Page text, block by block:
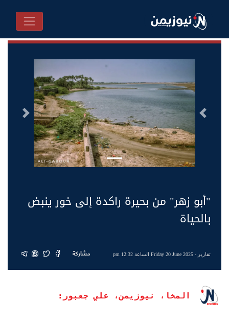
السابق التالى
"أبو زهر" من بحيرة راكدة إلى خور ينبض
بالحياة
تقارير - Friday 20 June 2025 الساعة 12:32 pm مشاركة
المخا، نيوزيمن، علي جعبور: